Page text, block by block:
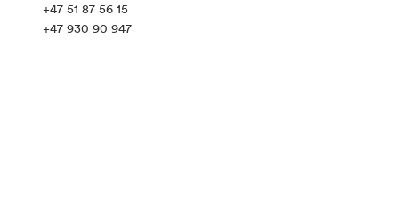
+47 51 87 56 15
+47 930 90 947